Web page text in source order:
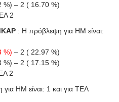
%) – 2 ( 16.70 %)
2
: Η πρόβλεψη για HΜ είναι:
%) – 2 ( 22.97 %)
%) – 2 ( 17.15 %)
2
HΜ είναι: 1 και για ΤΕΛ